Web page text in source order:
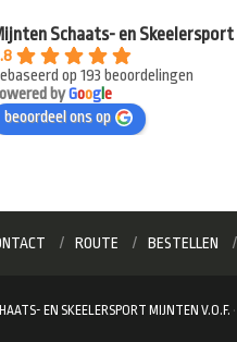
Schaats- en Skeelersport
op 193 beoordelingen
byGoogle
beoordeel ons op
ROUTE BESTELLEN
EN SKEELERSPORT MIJNTEN V.O.F. ·